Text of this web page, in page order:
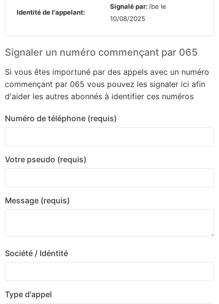
Identité de l'appelant:
Signalé par: Ibe le
10/08/2025
Signaler un numéro commençant par 065
Si vous êtes importuné par des appels avec un numéro
commençant par 065 vous pouvez les signaler ici afin
d'aider les autres abonnés à identifier ces numéros
Numéro de téléphone (requis)
Votre pseudo (requis)
Message (requis)
Société / Idéntité
Type d'appel